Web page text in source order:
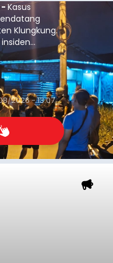
-Kasus
Klungkung.
serupa
Kabupaten
Timur
2026 - 13:07